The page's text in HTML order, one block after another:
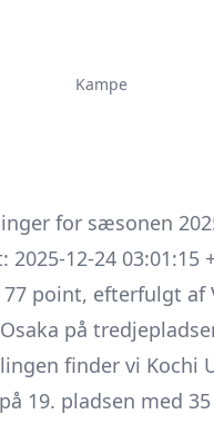
Kampe
for sæsonen
12-24 03:01:15
point, efterfulgt af
på
finder vi Kochi
19. pladsen med